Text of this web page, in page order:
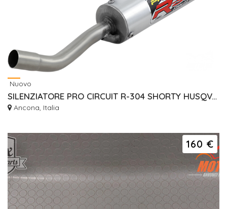
Nuovo
SILENZIATORE PRO CIRCUIT R-304 SHORTY HUSQVARNA TC125 ANNI 19/22
Ancona, Italia
160 €